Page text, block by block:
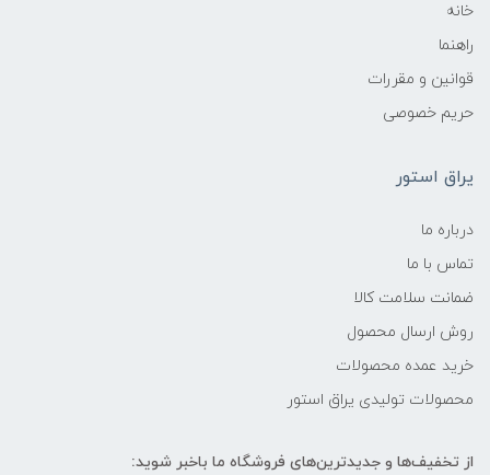
خانه
راهنما
قوانین و مقررات
حریم خصوصی
یراق استور
درباره ما
تماس با ما
ضمانت سلامت کالا
روش ارسال محصول
خرید عمده محصولات
محصولات تولیدی یراق استور
از تخفیف‌ها و جدیدترین‌های فروشگاه ما باخبر شوید: